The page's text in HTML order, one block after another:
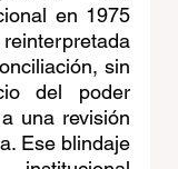
en 1975
sin
del poder
una revisión
Ese blindaje